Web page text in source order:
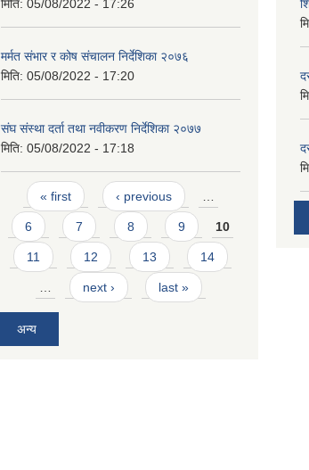
मिति: 05/08/2022 - 17:26
मर्मत संभार र कोष संचालन निर्देशिका २०७६
मिति: 05/08/2022 - 17:20
संघ संस्था दर्ता तथा नवीकरण निर्देशिका २०७७
मिति: 05/08/2022 - 17:18
Pages
« first ‹ previous …
6 7 8 9 10
11 12 13 14
… next › last »
अन्य